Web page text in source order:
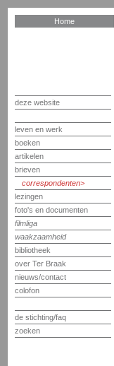
Home
deze website
leven en werk
boeken
artikelen
brieven
correspondenten
lezingen
foto's en documenten
filmliga
waakzaamheid
bibliotheek
over Ter Braak
nieuws/contact
colofon
de stichting/faq
zoeken